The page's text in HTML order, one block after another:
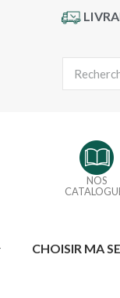
NOS
CHOISIR MA